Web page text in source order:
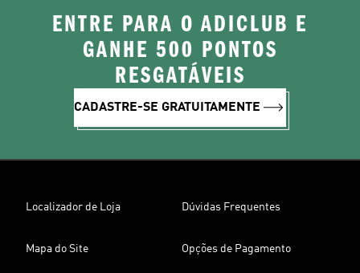
ENTRE PARA O ADICLUB E
GANHE 500 PONTOS
RESGATÁVEIS
CADASTRE-SE GRATUITAMENTE
Localizador de Loja Dúvidas Frequentes
Mapa do Site Opções de Pagamento